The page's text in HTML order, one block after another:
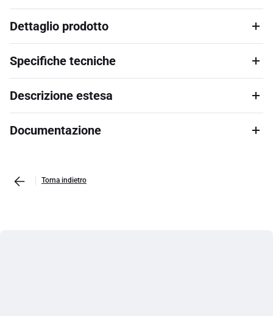
Dettaglio prodotto
Specifiche tecniche
Descrizione estesa
Documentazione
Torna indietro